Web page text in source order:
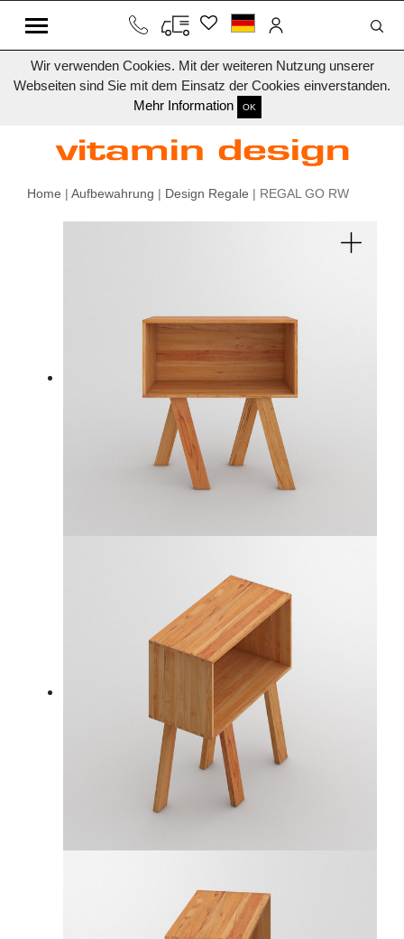
Wir verwenden Cookies. Mit der weiteren Nutzung unserer
Webseiten sind Sie mit dem Einsatz der Cookies einverstanden.
Mehr Information
OK
Home | Aufbewahrung | Design Regale | REGAL GO RW